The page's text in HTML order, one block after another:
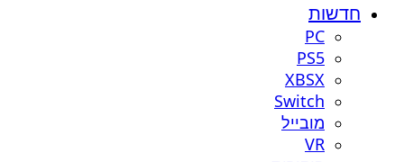
חדשות
PC
PS5
XBSX
Switch
מובייל
VR